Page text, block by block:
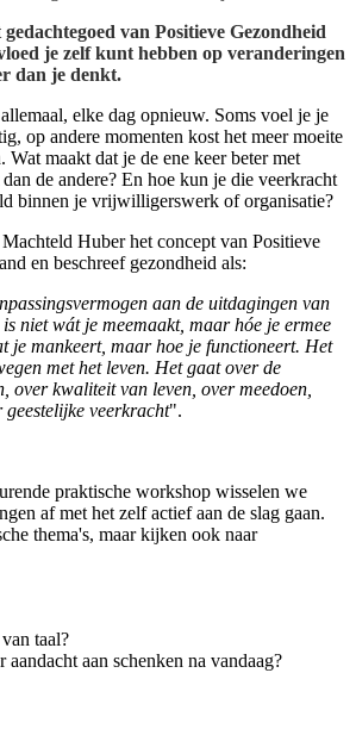
van Positieve Gezondheid
je zelf kunt hebben op veranderingen
dan je denkt.
elke dag opnieuw. Soms voel je je
op andere momenten kost het meer moeite
maakt dat je de ene keer beter met
de andere? En hoe kun je die veerkracht
binnen je vrijwilligerswerk of organisatie?
Huber het concept van Positieve
en beschreef gezondheid als:
aan de uitdagingen van
niet wát je meemaakt, maar hóe je ermee
je mankeert, maar hoe je functioneert. Het
met het leven. Het gaat over de
over kwaliteit van leven, over meedoen,
veerkracht".
praktische workshop wisselen we
af met het zelf actief aan de slag gaan.
thema's, maar kijken ook naar
taal?
aan schenken na vandaag?